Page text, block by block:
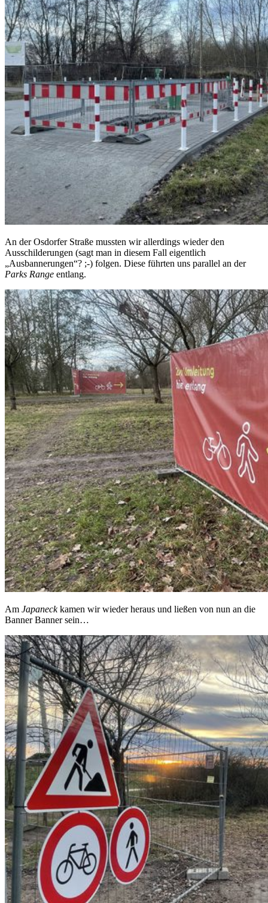
An der Osdorfer Straße mussten wir allerdings wieder den
Ausschilderungen (sagt man in diesem Fall eigentlich
„Ausbannerungen“? ;-) folgen. Diese führten uns parallel an der
Parks Range entlang.
Am Japaneckkamen wir wieder heraus und ließen von nun an die
Banner Banner sein…